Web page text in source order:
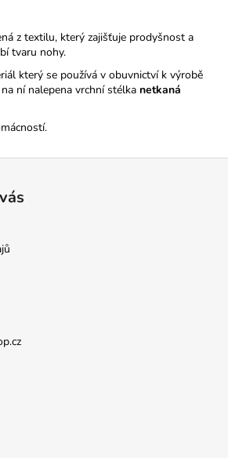
z textilu, který zajišťuje prodyšnost a
tvaru nohy.
který se používá v obuvnictví k výrobě
ní nalepena vrchní stélka netkaná